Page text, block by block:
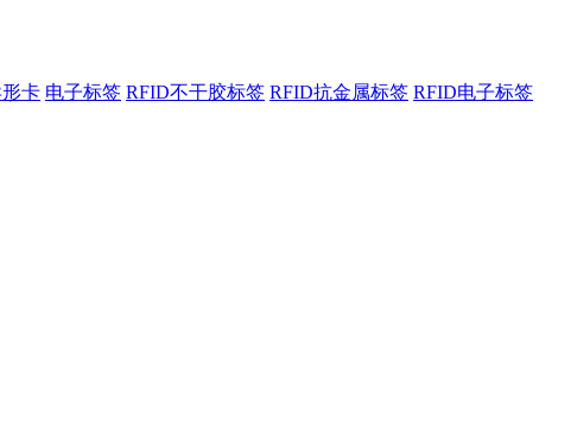
卡 电子标签 RFID不干胶标签 RFID抗金属标签 RFID电子标签